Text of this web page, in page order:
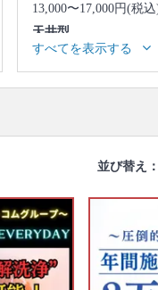
13,000〜17,000円(税込
天井型
天井埋め込み型1方向
埋め込み型2方向
込み型4方向 24,000〜
すべてを表示する
並び替え：